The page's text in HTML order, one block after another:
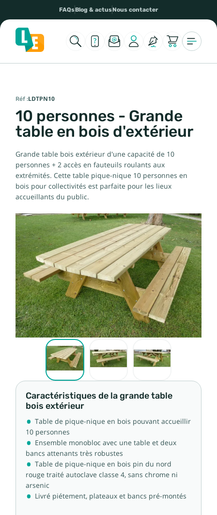
FAQsBlog & actusNous contacter
Réf :LDTPN10
10 personnes - Grande
table en bois d'extérieur
Grande table bois extérieur d'une capacité de 10
personnes + 2 accès en fauteuils roulants aux
extrémités. Cette table pique-nique 10 personnes en
bois pour collectivités est parfaite pour les lieux
accueillants du public.
Caractéristiques de la grande table
bois extérieur
Table de pique-nique en bois pouvant accueillir
10 personnes
Ensemble monobloc avec une table et deux
bancs attenants très robustes
Table de pique-nique en bois pin du nord
rouge traité autoclave classe 4, sans chrome ni
arsenic
Livré piétement, plateaux et bancs pré-montés